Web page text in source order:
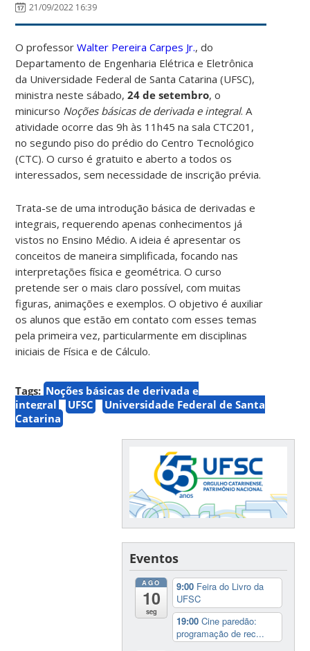
21/09/2022 16:39
O professorWalter Pereira Carpes Jr., do
Departamento de Engenharia Elétrica e Eletrônica
da Universidade Federal de Santa Catarina (UFSC),
ministra neste sábado,24 de setembro, o
minicurso Noções básicas de derivada e integral. A
atividade ocorredas 9h às 11h45 na sala CTC201,
no segundo piso do prédio do Centro Tecnológico
(CTC). O curso é gratuito e aberto a todos os
interessados, sem necessidade de inscrição prévia.
Trata-se de uma introdução básica de derivadas e
integrais, requerendo apenas conhecimentos já
vistos no Ensino Médio. A ideia é apresentar os
conceitos de maneira simplificada, focando nas
interpretações física e geométrica. O curso
pretende ser o mais claro possível, com muitas
figuras, animações e exemplos. O objetivo é auxiliar
os alunos que estão em contato com esses temas
pela primeira vez, particularmente em disciplinas
iniciais de Física e de Cálculo.
Tags: Noções básicas de derivada e
integral
UFSC
Universidade Federal de Santa
Catarina
Eventos
AGO
10
seg
9:00 Feira do Livro da
UFSC
19:00Cine paredão:
programação de rec...